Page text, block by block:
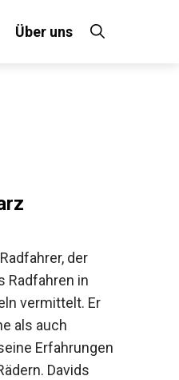
Über uns
der
in
vermittelt. Er
als auch
auf zwei